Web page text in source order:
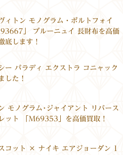
ィトン モノグラム・ポルトフォイ
」 ブルーニュイ 長財布を高価
底します！
ー パラディ エクストラ コニャック
した！
モノグラム･ジャイアント リバース
ット 「M69353」を高価買取！
コット × ナイキ エアジョーダン 1